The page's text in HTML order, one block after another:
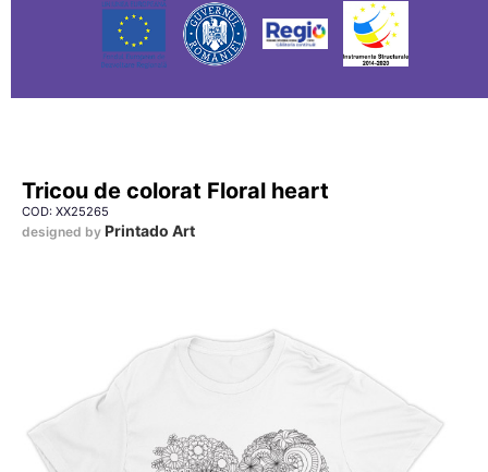
Tricou de colorat Floral heart
COD: XX25265
designed by Printado Art